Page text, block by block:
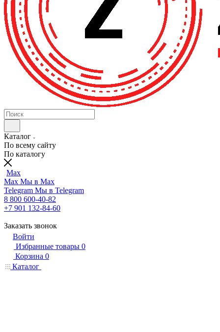
Каталог
По всему сайту
По каталогу
Max
Max Мы в Max
Telegram Мы в Telegram
8 800 600-40-82
+7 901 132-84-60
Заказать звонок
Войти
Избранные товары 0
Корзина 0
Каталог